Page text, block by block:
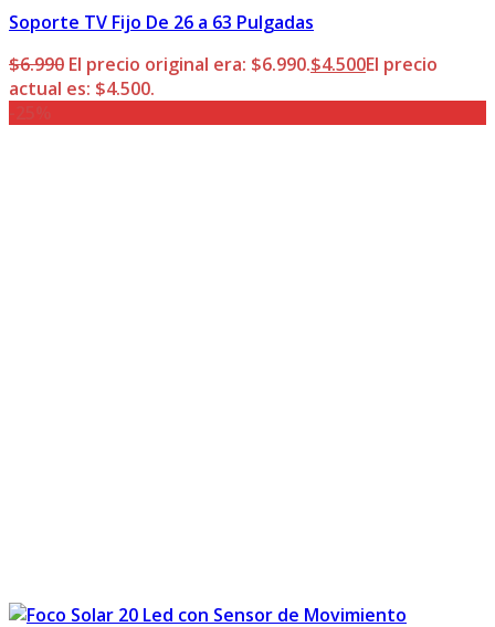
Soporte TV Fijo De 26 a 63 Pulgadas
$6.990 El precio original era: $6.990.$4.500El precio
actual es: $4.500.